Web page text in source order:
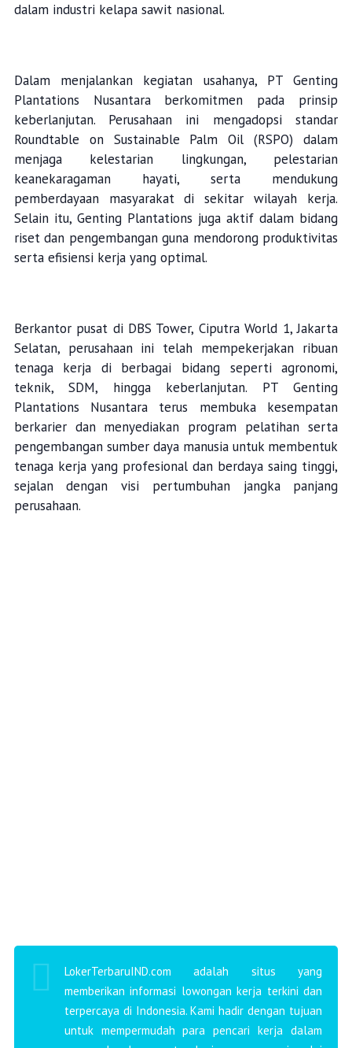
dalam industri kelapa sawit nasional.
Dalam menjalankan kegiatan usahanya, PT Genting
Plantations Nusantara berkomitmen pada prinsip
keberlanjutan. Perusahaan ini mengadopsi standar
Roundtable on Sustainable Palm Oil (RSPO) dalam
menjaga kelestarian lingkungan, pelestarian
keanekaragaman hayati, serta mendukung
pemberdayaan masyarakat di sekitar wilayah kerja.
Selain itu, Genting Plantations juga aktif dalam bidang
riset dan pengembangan guna mendorong produktivitas
serta efisiensi kerja yang optimal.
Berkantor pusat di DBS Tower, Ciputra World 1, Jakarta
Selatan, perusahaan ini telah mempekerjakan ribuan
tenaga kerja di berbagai bidang seperti agronomi,
teknik, SDM, hingga keberlanjutan. PT Genting
Plantations Nusantara terus membuka kesempatan
berkarier dan menyediakan program pelatihan serta
pengembangan sumber daya manusia untuk membentuk
tenaga kerja yang profesional dan berdaya saing tinggi,
sejalan dengan visi pertumbuhan jangka panjang
perusahaan.
LokerTerbaruIND.com adalah situs yang
memberikan informasi lowongan kerja terkini dan
terpercaya di Indonesia. Kami hadir dengan tujuan
untuk mempermudah para pencari kerja dalam